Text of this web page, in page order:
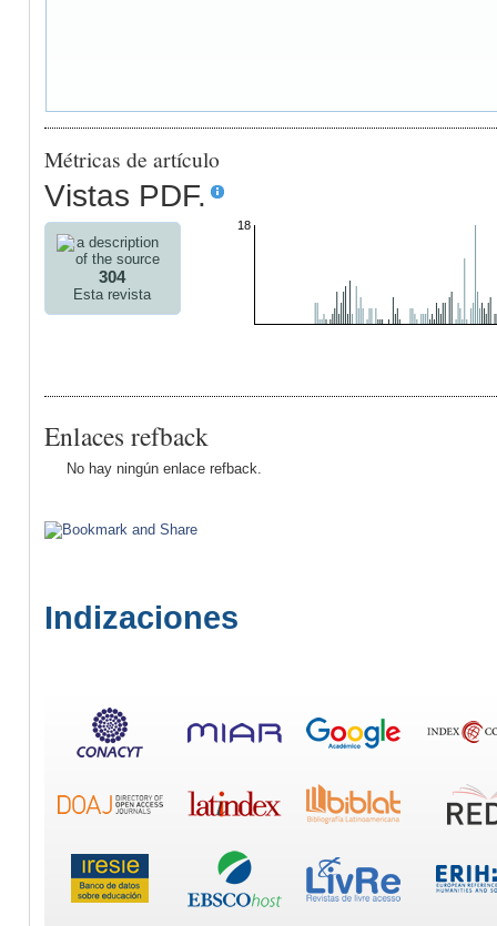
Métricas de artículo
Vistas PDF.
304
Esta revista
18
Enlaces refback
No hay ningún enlace refback.
Indizaciones